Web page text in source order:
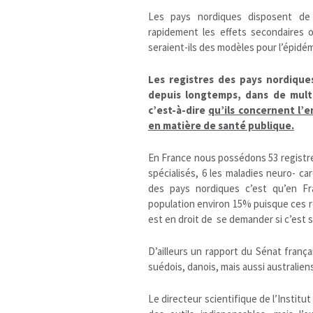
Les pays nordiques disposent
rapidement les effets secondaires
seraient-ils des modèles pour
Les registres des pays
depuis longtemps, dans de
c’est-à-dire qu’ils concernent
en matière de santé publique.
En France nous possédons 53
spécialisés, 6 les maladies neuro-
des pays nordiques c’est qu’en
population environ 15% puisque
est en droit de se demander si c’est
D’ailleurs un rapport du Sénat
suédois, danois, mais aussi
Le directeur scientifique de l’Institut